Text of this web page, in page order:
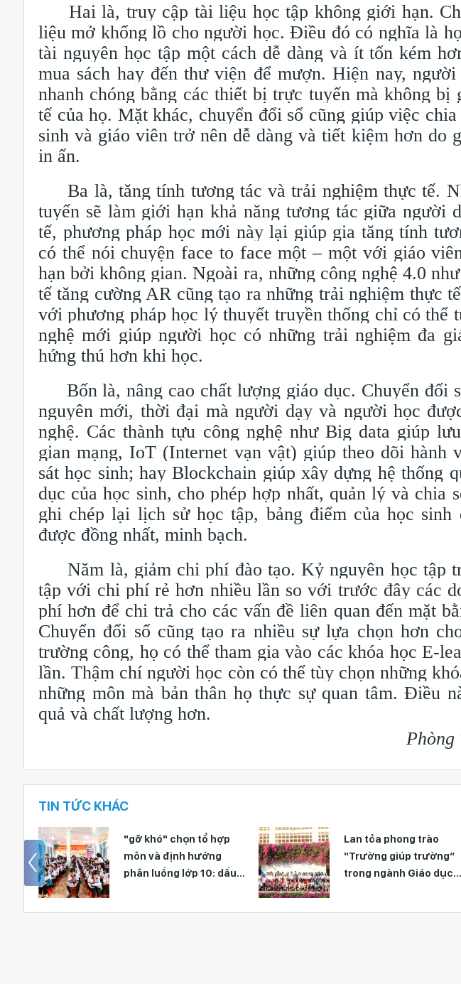
Hai là, truy cập tài liệu học tập không giới hạn.
liệu mở khổng lồ cho người học. Điều đó có nghĩa là
tài nguyên học tập một cách dễ dàng và ít tốn kém
mua sách hay đến thư viện để mượn. Hiện nay,
nhanh chóng bằng các thiết bị trực tuyến mà không
tế của họ. Mặt khác, chuyển đổi số cũng giúp việc
sinh và giáo viên trở nên dễ dàng và tiết kiệm hơn do
in ấn.
Ba là, tăng tính tương tác và trải nghiệm thực tế.
tuyến sẽ làm giới hạn khả năng tương tác giữa người
tế, phương pháp học mới này lại giúp gia tăng tính
có thể nói chuyện face to face một – một với giáo
hạn bởi không gian. Ngoài ra, những công nghệ 4.0
tế tăng cường AR cũng tạo ra những trải nghiệm thực
với phương pháp học lý thuyết truyền thống chỉ có thể
nghệ mới giúp người học có những trải nghiệm đa
hứng thú hơn khi học.
Bốn là, nâng cao chất lượng giáo dục. Chuyển đối
nguyên mới, thời đại mà người dạy và người học
nghệ. Các thành tựu công nghệ như Big data giúp
gian mạng, IoT (Internet vạn vật) giúp theo dõi hành
sát học sinh; hay Blockchain giúp xây dựng hệ thống
dục của học sinh, cho phép hợp nhất, quản lý và chia
ghi chép lại lịch sử học tập, bảng điểm của học
được đồng nhất, minh bạch.
Năm là, giảm chi phí đào tạo. Kỷ nguyên học tập
tập với chi phí rẻ hơn nhiều lần so với trước đây các
phí hơn để chi trả cho các vấn đề liên quan đến mặt
Chuyển đổi số cũng tạo ra nhiều sự lựa chọn hơn
trường công, họ có thể tham gia vào các khóa học E-
lần. Thậm chí người học còn có thể tùy chọn những
những môn mà bản thân họ thực sự quan tâm. Điều
quả và chất lượng hơn.
TIN TỨC KHÁC
Lan tỏa phong trào
“Trường giúp trường”
trong ngành Giáo dục
Khi trường học bắt đầu
từ hạnh phúc